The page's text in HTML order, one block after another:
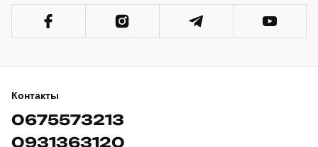
Контакты
0675573213
0931363120